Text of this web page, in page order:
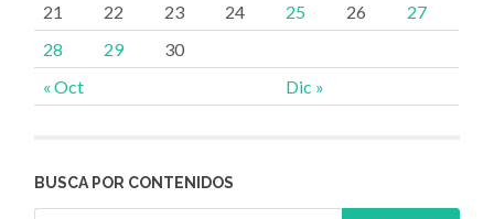
« Oct Dic »
21
22 23 24 25 26
27
28
29 30
BUSCA POR CONTENIDOS